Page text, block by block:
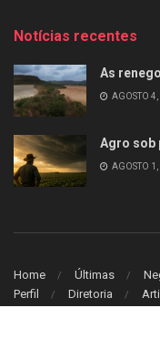
Notícias recentes
As
AGOSTO
Agro sob
AGOSTO
Home Últimas
Perfil
Diretoria